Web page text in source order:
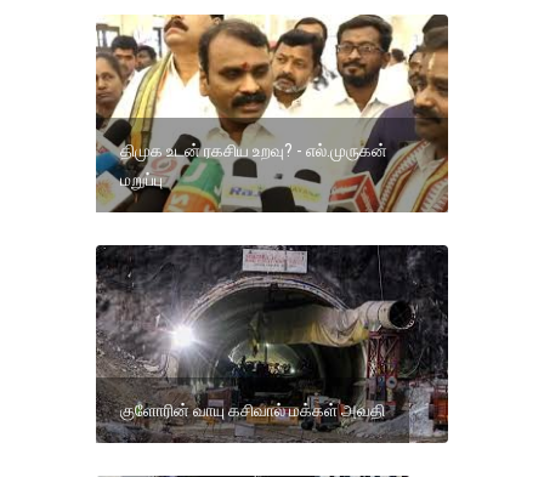
திமுக உடன் ரகசிய உறவு? - எல்.முருகன்
மறுப்பு
குளோரின் வாயு கசிவால் மக்கள் அவதி